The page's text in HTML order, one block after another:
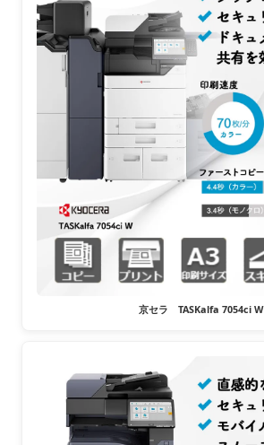
京セラ TASKalfa 7054ci W